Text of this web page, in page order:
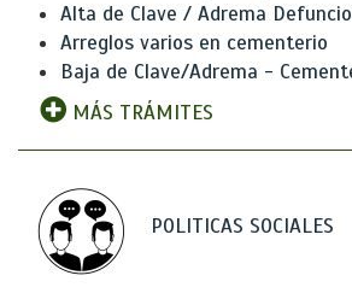
Alta de Clave / Adrema
Arreglos varios en cementerio
Baja de Clave/Adrema -
MÁS TRÁMITES
POLITICAS SOCIALES